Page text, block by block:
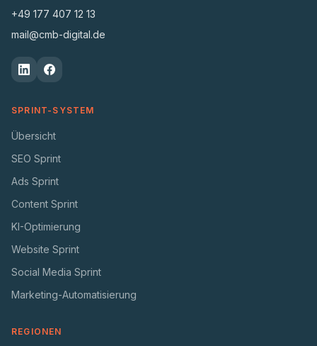
+49 177 407 12 13
mail@cmb-digital.de
SPRINT-SYSTEM
Übersicht
SEO Sprint
Ads Sprint
Content Sprint
KI-Optimierung
Website Sprint
Social Media Sprint
Marketing-Automatisierung
REGIONEN